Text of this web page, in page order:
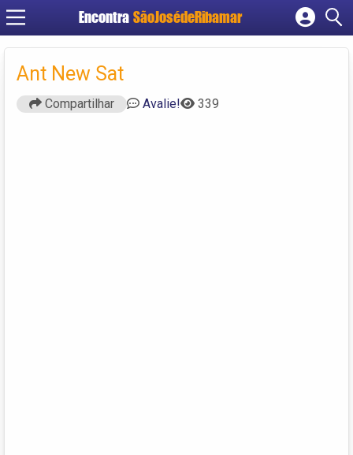
Encontra SãoJosédeRibamar
Cadastrar empresa
Ant New Sat
Compartilhar Avalie! 339